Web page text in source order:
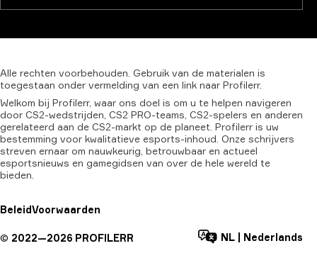
Alle rechten voorbehouden. Gebruik van de materialen is
toegestaan onder vermelding van een link naar Profilerr.
Welkom bij Profilerr, waar ons doel is om u te helpen navigeren
door CS2-wedstrijden, CS2 PRO-teams, CS2-spelers en anderen
gerelateerd aan de CS2-markt op de planeet. Profilerr is uw
bestemming voor kwalitatieve esports-inhoud. Onze schrijvers
streven ernaar om nauwkeurig, betrouwbaar en actueel
esportsnieuws en gamegidsen van over de hele wereld te
bieden.
BeleidVoorwaarden
© 2022—2026 PROFILERR NL Nederlands